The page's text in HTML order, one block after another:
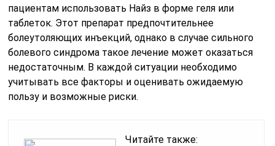
пациентам использовать Найз в форме геля или
таблеток. Этот препарат предпочтительнее
болеутоляющих инъекций, однако в случае сильного
болевого синдрома такое лечение может оказаться
недостаточным. В каждой ситуации необходимо
учитывать все факторы и оценивать ожидаемую
пользу и возможные риски.
Читайте также: